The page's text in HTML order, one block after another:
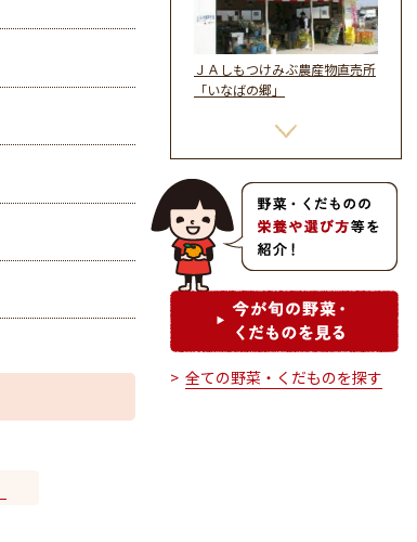
ＪＡしもつけみぶ農産物直売所
「いなばの郷」
ＪＡしもつけ とちぎ農産物直
売所「よっとこれ」
全ての野菜・くだものを探す